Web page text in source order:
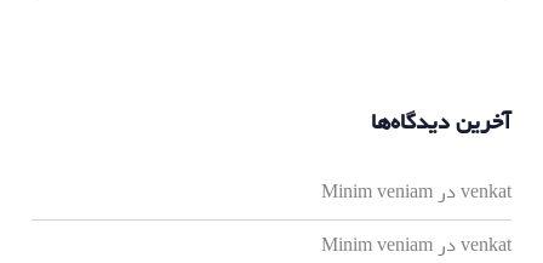
آخرین دیدگاه‌ها
venkatدر Minim veniam
venkatدر Minim veniam